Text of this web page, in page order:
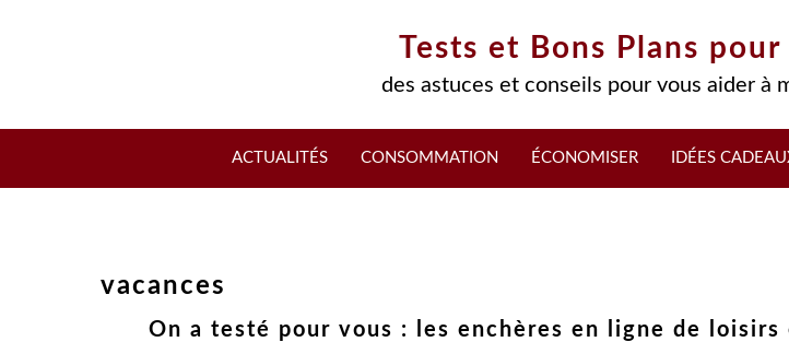
Tests et Bons Plans
des astuces et conseils pour vous aider à
ACTUALITÉS CONSOMMATION ÉCONOMISER IDÉES
vacances
On a testé pour vous : les enchères en ligne de loisirs